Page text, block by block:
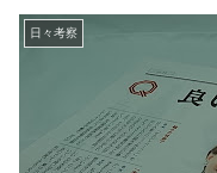
日々考察